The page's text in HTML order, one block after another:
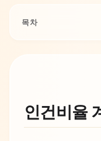
목차
인건비율